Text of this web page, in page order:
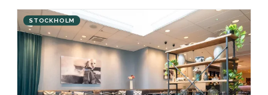
STOCKHOLM